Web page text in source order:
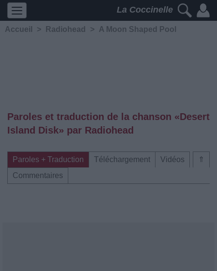
La Coccinelle
Accueil > Radiohead > A Moon Shaped Pool
Paroles et traduction de la chanson «Desert
Island Disk» par Radiohead
⇑
Paroles + Traduction Téléchargement
Vidéos
Commentaires